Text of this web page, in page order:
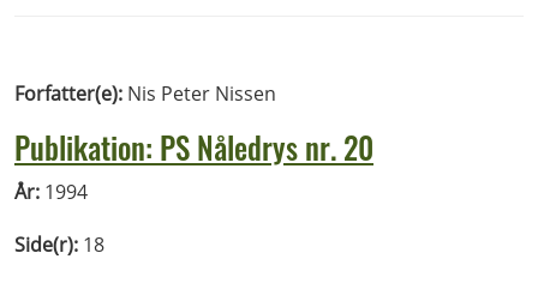
Forfatter(e): Nis Peter Nissen
Publikation: PS Nåledrys nr. 20
År: 1994
Side(r): 18